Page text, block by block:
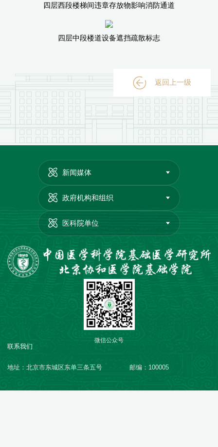
四层西段楼梯间违章存放物影响消防通道
四层中段楼道设备遮挡疏散标志
返回上一级
新闻媒体
政府机构和组织
医科院单位
联系我们
地址：北京市东城区东单三条五号 邮编：100005
微信公众号